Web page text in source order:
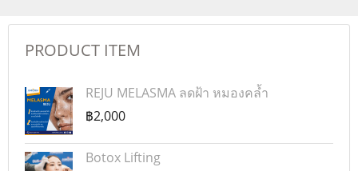
PRODUCT ITEM
REJU MELASMA ลดฝ้า หมองคล้ำ
฿2,000
Botox Lifting